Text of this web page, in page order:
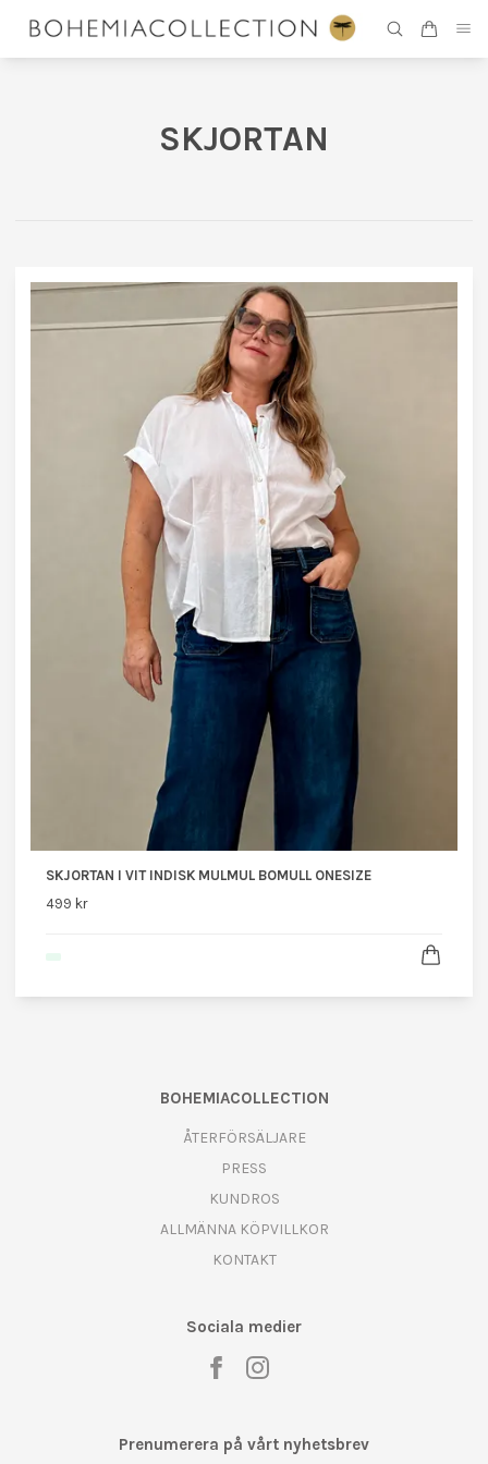
SKJORTAN
SKJORTAN I VIT INDISK MULMUL BOMULL ONESIZE
499 kr
BOHEMIACOLLECTION
ÅTERFÖRSÄLJARE
PRESS
KUNDROS
ALLMÄNNA KÖPVILLKOR
KONTAKT
Sociala medier
Prenumerera på vårt nyhetsbrev